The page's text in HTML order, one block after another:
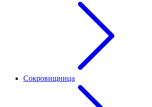
Сокровищница